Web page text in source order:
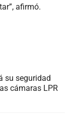
afirmó.
su seguridad
cámaras LPR